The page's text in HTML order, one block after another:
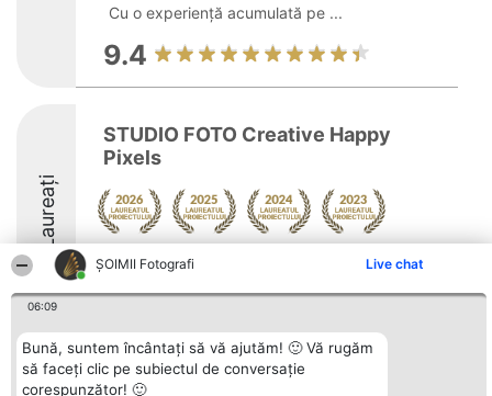
ȘOIMII Fotografi Live chat
06:09
Bună, suntem încântați să vă ajutăm! 🙂 Vă rugăm
să faceți clic pe subiectul de conversație
corespunzător! 🙂
Cu o experiență acumulată pe ...
9.4
Laureați
STUDIO FOTO Creative Happy
Pixels
Arată mai multe >>
8.7
Organizator Ranking
BRIGHT SOLUTIONS BR SRL
Plebiscyt